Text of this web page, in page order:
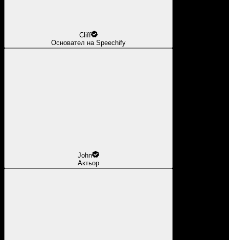
Cliff
Основател на Speechify
John
Актьор